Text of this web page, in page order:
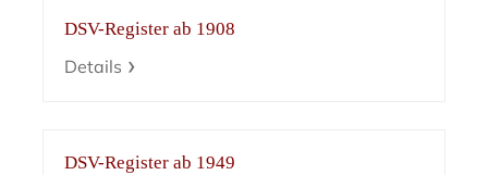
DSV-Register ab 1908
Details
DSV-Register ab 1949